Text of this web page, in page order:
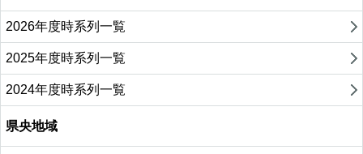
2026年度時系列一覧
2025年度時系列一覧
2024年度時系列一覧
県央地域